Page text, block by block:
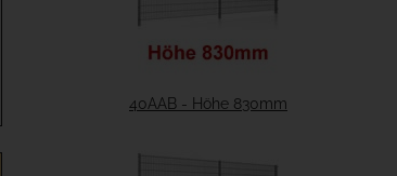
40AAB - Höhe 830mm